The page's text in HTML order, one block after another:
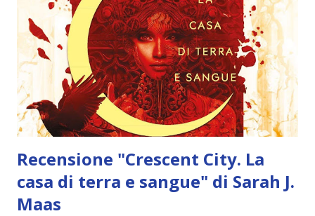
Recensione "Crescent City. La
casa di terra e sangue" di Sarah J.
Maas